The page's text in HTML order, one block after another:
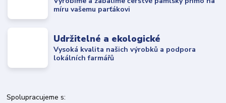
míru vašemu parťákovi
Udržitelné a ekologické
Vysoká kvalita našich výrobků a podpora
lokálních farmářů
Spolupracujeme s: